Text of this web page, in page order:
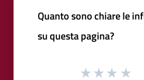
Quanto sono chiare le
su questa pagina?